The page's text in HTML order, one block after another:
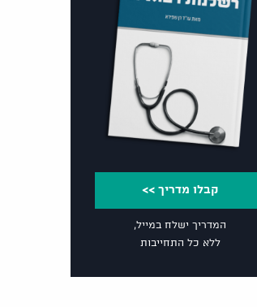
קבלו מדריך >>
המדריך ישלח במייל,
ללא כל התחייבות